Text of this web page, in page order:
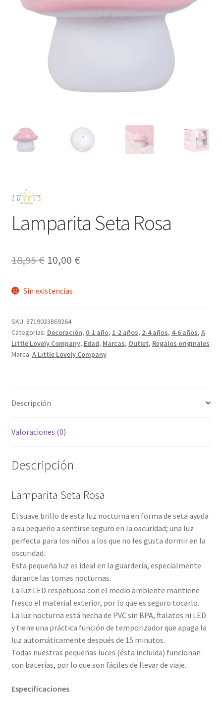
Lamparita Seta Rosa
18,95€ El
original
18,95 €.
10,00 €El
10,00 €.
Sin existencias
SKU: 8719033869264
Categorías: Decoración, 0-1 año, 1-2 años, 2-4 años, 4-6 años, A
Little Lovely Company, Edad, Marcas, Outlet, Regalos originales
Marca: A Little Lovely Company
Descripción
Valoraciones (0)
Descripción
Lamparita Seta Rosa
El suave brillo de esta luz nocturna en forma de seta ayuda
a su pequeño a sentirse seguro en la oscuridad; una luz
perfecta para los niños a los que no les gusta dormir en la
oscuridad.
Esta pequeña luz es ideal en la guardería, especialmente
durante las tomas nocturnas.
La luz LED respetuosa con el medio ambiente mantiene
fresco el material exterior, por lo que es seguro tocarlo.
La luz nocturna está hecha de PVC sin BPA, ftalatos ni LED
y tiene una práctica función de temporizador que apaga la
luz automáticamente después de 15 minutos.
Todas nuestras pequeñas luces (ésta incluida) funcionan
con baterías, por lo que son fáciles de llevar de viaje.
Especificaciones